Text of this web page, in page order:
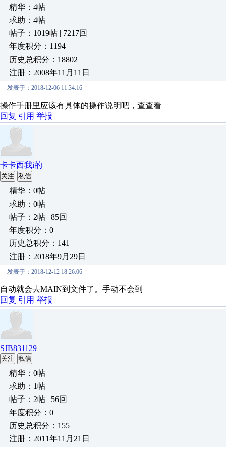
精华：4帖
求助：4帖
帖子：1019帖 | 7217回
年度积分：1194
历史总积分：18802
注册：2008年11月11日
发表于：2018-12-06 11:34:16
操作手册里应该有具体的操作说明吧，查查看
回复 引用 举报
卡卡西我i的
关注 私信
精华：0帖
求助：0帖
帖子：2帖 | 85回
年度积分：0
历史总积分：141
注册：2018年9月29日
发表于：2018-12-12 18:26:06
自动就会去MAIN到文件了。手动不会到
回复 引用 举报
SJB831129
关注 私信
精华：0帖
求助：1帖
帖子：2帖 | 56回
年度积分：0
历史总积分：155
注册：2011年11月21日